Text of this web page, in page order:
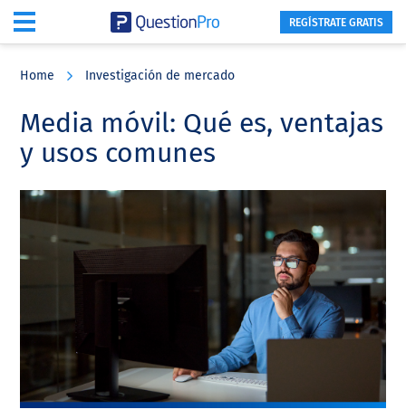
content
sidebar
REGÍSTRATE GRATIS
Home Investigación de mercado
Media móvil: Qué es, ventajas
y usos comunes